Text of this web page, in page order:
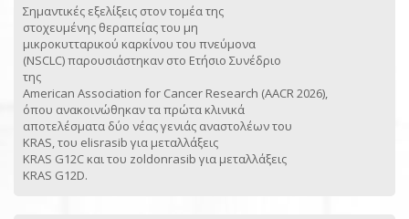
Σημαντικές εξελίξεις στον τομέα της
στοχευμένης θεραπείας του μη
μικροκυτταρικού καρκίνου του πνεύμονα
(NSCLC) παρουσιάστηκαν στο Ετήσιο Συνέδριο
της
American Association for Cancer Research (AACR 2026),
όπου ανακοινώθηκαν τα πρώτα κλινικά
αποτελέσματα δύο νέας γενιάς αναστολέων του
KRAS, του elisrasib για μεταλλάξεις
KRAS G12C και του zoldonrasib για μεταλλάξεις
KRAS G12D.